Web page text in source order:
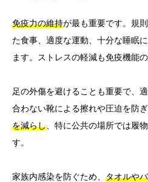
免疫力の維持が最も重要です。規
た食事、適度な運動、十分な睡眠
ます。ストレスの軽減も免疫機能
足の外傷を避けることも重要で、
合わない靴による擦れや圧迫を防ぎ
を減らし 、特に公共の場所では履
す。
家族内感染を防ぐため、 タオルや